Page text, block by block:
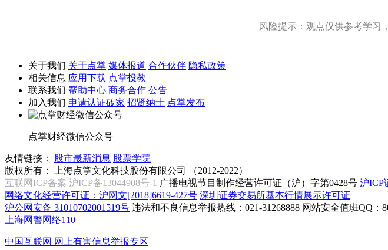
风险提示：观点仅供参考学习
关于我们 关于点掌 媒体报道 合作伙伴 隐私政策
相关信息 应用下载 点掌投教
联系我们 帮助中心 商务合作 公告
加入我们 申请认证砖家 招贤纳士 点掌发布
点掌财经微信公众号
友情链接： 股市最新消息 股票学院
版权所有：
上海点掌文化科技股份有限公司 （2012-2022）
互联网ICP备案 沪ICP备13044908号-1 广播电视节目制作经营许可证（沪）字第0428号 沪ICP
网络文化经营许可证：沪网文[2018]6619-427号 深圳证券交易所基本行情展示许可证
沪公网安备 31010702001519号 违法和不良信息举报热线：021-31268888 网站安全值班QQ：
上海网警网络110
中国互联网 网上有害信息举报专区